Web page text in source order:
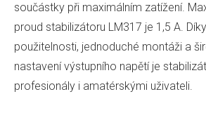
součástky při maximálním zatížení.
proud stabilizátoru LM317 je 1,5 A.
použitelnosti, jednoduché montáži a
nastavení výstupního napětí je
profesionály i amatérskými uživateli.